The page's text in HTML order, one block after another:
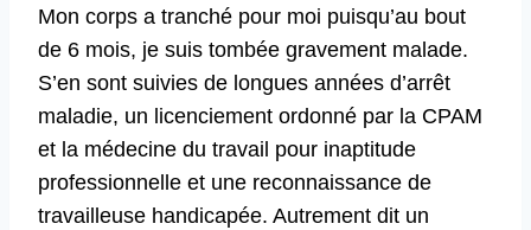
Mon corps a tranché pour moi puisqu’au bout
de 6 mois, je suis tombée gravement malade.
S’en sont suivies de longues années d’arrêt
maladie, un licenciement ordonné par la CPAM
et la médecine du travail pour inaptitude
professionnelle et une reconnaissance de
travailleuse handicapée. Autrement dit un